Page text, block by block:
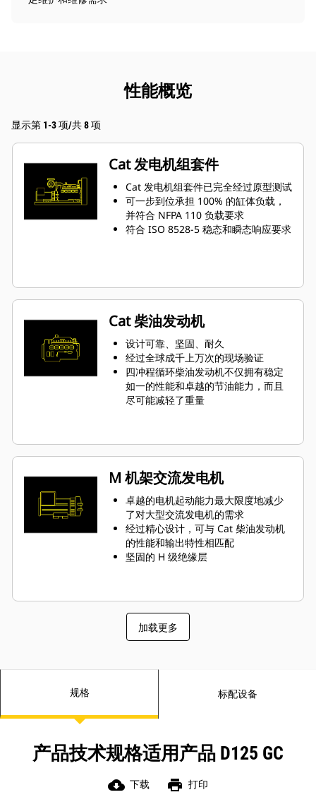
性能概览
显示第 1-3 项/共 8 项
Cat 发电机组套件
Cat 发电机组套件已完全经过原型测试
可一步到位承担 100% 的缸体负载，
并符合 NFPA 110 负载要求
符合 ISO 8528-5 稳态和瞬态响应要求
Cat 柴油发动机
设计可靠、坚固、耐久
经过全球成千上万次的现场验证
四冲程循环柴油发动机不仅拥有稳定
如一的性能和卓越的节油能力，而且
尽可能减轻了重量
M 机架交流发电机
卓越的电机起动能力最大限度地减少
了对大型交流发电机的需求
经过精心设计，可与 Cat 柴油发动机
的性能和输出特性相匹配
坚固的 H 级绝缘层
加载更多
规格 标配设备
产品技术规格适用产品 D125 GC
cloud_download 下载 print 打印